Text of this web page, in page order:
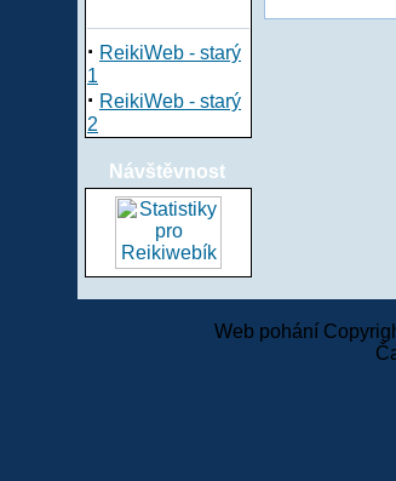
· ReikiWeb - starý
1
· ReikiWeb - starý
2
Návštěvnost
Web pohání